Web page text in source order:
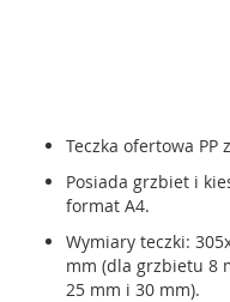
Teczka ofertowa PP
Posiada grzbiet i
format A4.
Wymiary teczki:
mm (dla grzbietu 8
25 mm i 30 mm).